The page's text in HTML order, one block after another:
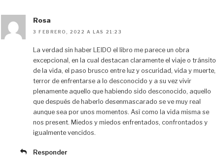
Rosa
3 FEBRERO, 2022 A LAS 21:23
La verdad sin haber LEIDO el libro me parece un obra
excepcional, en la cual destacan claramente el viaje o tránsito
de la vida, el paso brusco entre luz y oscuridad, vida y muerte,
terror de enfrentarse a lo desconocido y a su vez vivir
plenamente aquello que habiendo sido desconocido, aquello
que después de haberlo desenmascarado se ve muy real
aunque sea por unos momentos. Asì como la vida misma se
nos present. Miedos y miedos enfrentados, confrontados y
igualmente vencidos.
Responder